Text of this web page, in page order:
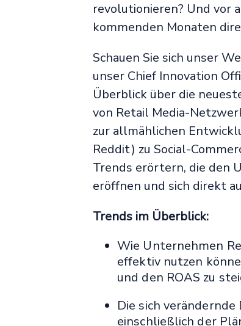
revolutionieren? Und vor
kommenden Monaten
Schauen Sie sich unser
unser Chief Innovation
Überblick über die
von Retail Media-
zur allmählichen
Reddit) zu Social-
Trends erörtern, die den
eröffnen und sich direkt
Trends im Überblick:
Wie Unternehmen
effektiv nutzen
und den ROAS zu
Die sich
einschließlich der